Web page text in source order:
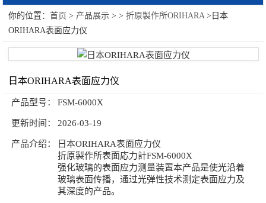
折原製作所ORIHARA
你的位置：首页 > 产品展示 > >折原製作所ORIHARA>日本
ORIHARA表面应力仪
日本ORIHARA表面应力仪
产品型号： FSM-6000X
更新时间： 2026-03-19
产品介绍：
日本ORIHARA表面应力仪
折原製作所表面応力計FSM-6000X
强化玻璃的表面应力测量装置本产品是使光沿着
玻璃表面传播，通过光弹性技术测定表面应力及
其深度的产品。